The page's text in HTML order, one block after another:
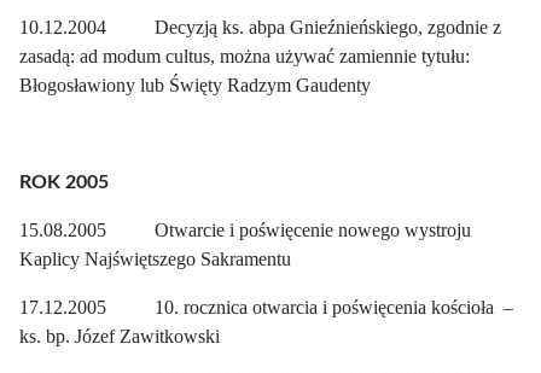
10.12.2004 Decyzją ks. abpa Gnieźnieńskiego, zgodnie z
zasadą: ad modum cultus, można używać zamiennie tytułu:
Błogosławiony lub Święty Radzym Gaudenty
ROK 2005
15.08.2005 Otwarcie i poświęcenie nowego wystroju
Kaplicy Najświętszego Sakramentu
17.12.2005 10. rocznica otwarcia i poświęcenia kościoła –
ks. bp. Józef Zawitkowski